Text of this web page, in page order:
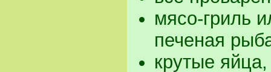
мясо-гриль
печеная
крутые